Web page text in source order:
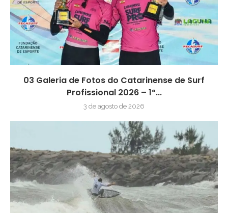
03 Galeria de Fotos do Catarinense de Surf
Profissional 2026 – 1ª...
3 de agosto de 2026